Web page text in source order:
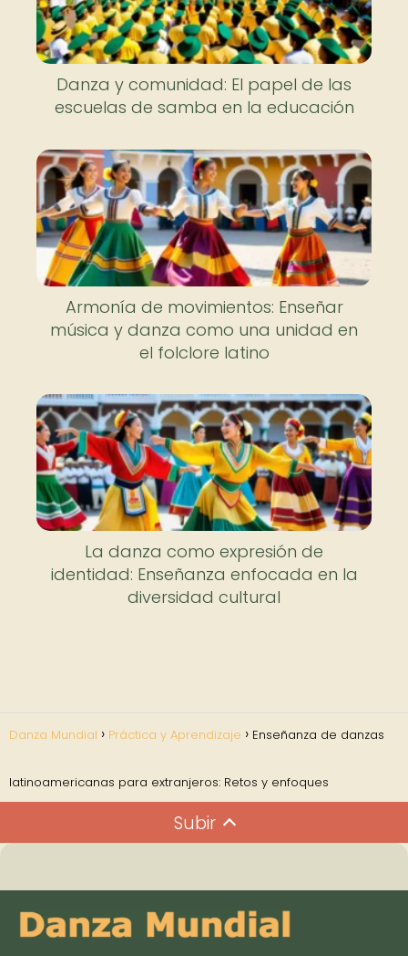
Danza y comunidad: El papel de las
escuelas de samba en la educación
Armonía de movimientos: Enseñar
música y danza como una unidad en
el folclore latino
La danza como expresión de
identidad: Enseñanza enfocada en la
diversidad cultural
Danza Mundial Práctica y Aprendizaje Enseñanza de danzas
latinoamericanas para extranjeros: Retos y enfoques
Subir